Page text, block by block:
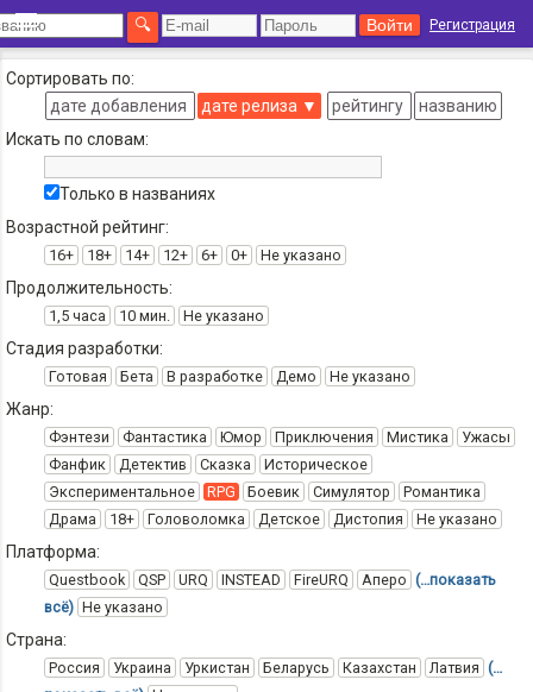
Регистрация
Сортировать по:
дате добавления
дате релиза ▼ рейтингу
названию
Искать по словам:
Только в названиях
Возрастной рейтинг:
16+ 18+ 14+ 12+ 6+ 0+ Не указано
Продолжительность:
1,5 часа 10 мин. Не указано
Стадия разработки:
Готовая Бета В разработке Демо Не указано
Жанр:
Фэнтези Фантастика Юмор Приключения Мистика
Ужасы
Фанфик
Детектив Сказка
Историческое
Экспериментальное
RPG Боевик Симулятор
Романтика
Драма
18+ Головоломка Детское Дистопия Не указано
Платформа:
Questbook QSP URQ INSTEAD FireURQ Аперо (…показать
всё) Не указано
Страна:
Россия Украина Уркистан Беларусь Казахстан Латвия (…